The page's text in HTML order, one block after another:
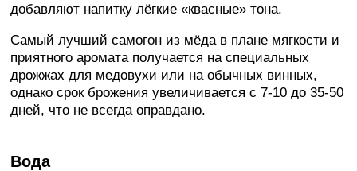
добавляют напитку лёгкие «квасные» тона.
Самый лучший самогон из мёда в плане мягкости и
приятного аромата получается на специальных
дрожжах для медовухи или на обычных винных,
однако срок брожения увеличивается с 7-10 до 35-50
дней, что не всегда оправдано.
Вода